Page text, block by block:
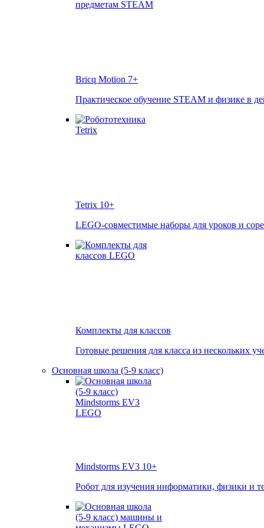
Bricq Motion 7+
Практическое обучение STEAM и физике в
Tetrix 10+
LEGO-совместимые наборы для уроков и
Комплекты для классов
Готовые решения для класса из нескольких
Основная школа (5-9 класс)
Mindstorms EV3 10+
Робот для изучения информатики, физики и